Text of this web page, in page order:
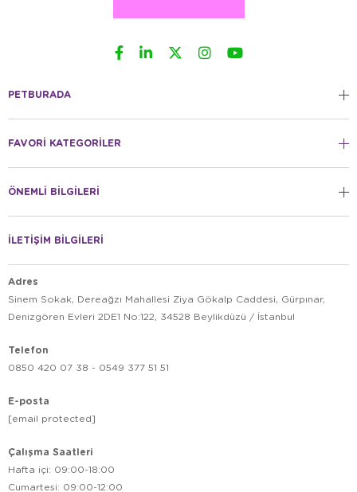
PETBURADA
FAVORİ KATEGORİLER
ÖNEMLİ BİLGİLERİ
İLETİŞİM BİLGİLERİ
Adres
Sinem Sokak, Dereağzı Mahallesi Ziya Gökalp Caddesi, Gürpınar,
Denizgören Evleri 2DE1 No:122, 34528 Beylikdüzü / İstanbul
Telefon
0850 420 07 38 - 0549 377 51 51
E-posta
[email protected]
Çalışma Saatleri
Hafta içi: 09:00-18:00
Cumartesi: 09:00-12:00